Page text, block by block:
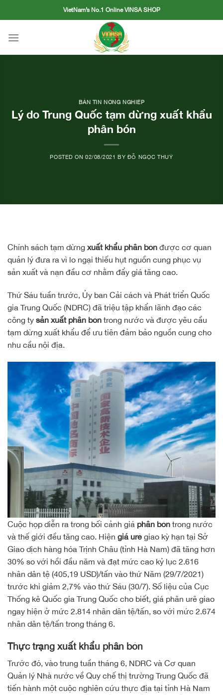
to
VietNam’s No.1 Online VINSA SHOP
BẢN TIN NÔNG NGHIỆP
Lý do Trung Quốc tạm dừng xuất khẩu
phân bón
POSTED ON 02/08/2021 BY ĐỖ NGỌC THUÝ
Chính sách tạm dừng xuất khẩu phân bón được cơ quan
quản lý đưa ra vì lo ngại thiếu hụt nguồn cung phục vụ
sản xuất và nạn đầu cơ nhằm đẩy giá tăng cao.
Thứ Sáu tuần trước, Ủy ban Cải cách và Phát triển Quốc
gia Trung Quốc (NDRC) đã triệu tập khẩn lãnh đạo các
công ty sản xuất phân bón trong nước và được yêu cầu
tạm dừng xuất khẩu để ưu tiên đảm bảo nguồn cung cho
nhu cầu nội địa.
Cuộc họp diễn ra trong bối cảnh giá phân bón trong nước
và thế giới đều tăng cao. Hiện giá urê giao kỳ hạn tại Sở
Giao dịch hàng hóa Trịnh Châu (tỉnh Hà Nam) đã tăng hơn
30% so với hồi đầu năm và đạt mức cao kỷ lục 2.616
nhân dân tệ (405,19 USD)/tấn vào thứ Năm (29/7/2021)
trước khi giảm 2,7% vào thứ Sáu (30/7). Số liệu của Cục
Thống kê Quốc gia Trung Quốc cho biết, giá phân urê giao
ngay hiện ở mức 2.814 nhân dân tệ/tấn, so với mức 2.674
nhân dân tệ/tấn trong tháng 6.
Thực trạng xuất khẩu phân bón
Trước đó, vào trung tuần tháng 6, NDRC và Cơ quan
Quản lý Nhà nước về Quy chế thị trường Trung Quốc đã
tiến hành một cuộc nghiên cứu thực địa tại tỉnh Hà Nam